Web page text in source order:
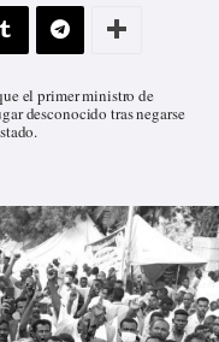
el primer ministro de
desconocido tras negarse